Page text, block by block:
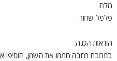
מלח
פלפל שחור
הוראות הכנה:
במחבת רחבה חממו את השמן, הוסיפו